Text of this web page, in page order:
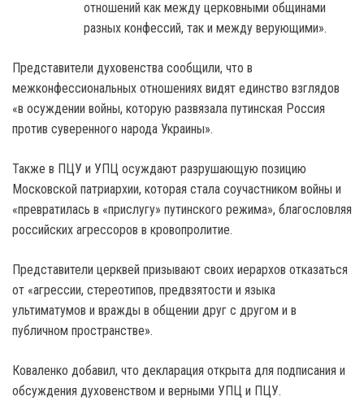
отношений как между церковными общинами
разных конфессий, так и между верующими».
Представители духовенства сообщили, что в
межконфессиональных отношениях видят единство взглядов
«в осуждении войны, которую развязала путинская Россия
против суверенного народа Украины».
Также в ПЦУ и УПЦ осуждают разрушающую позицию
Московской патриархии, которая стала соучастником войны и
«превратилась в «прислугу» путинского режима», благословляя
российских агрессоров в кровопролитие.
Представители церквей призывают своих иерархов отказаться
от «агрессии, стереотипов, предвзятости и языка
ультиматумов и вражды в общении друг с другом и в
публичном пространстве».
Коваленко добавил, что декларация открыта для подписания и
обсуждения духовенством и верными УПЦ и ПЦУ.